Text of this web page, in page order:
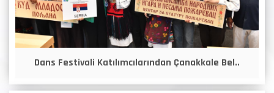
Dans Festivali Katılımcılarından Çanakkale Bel..